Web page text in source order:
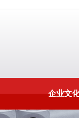
企业文